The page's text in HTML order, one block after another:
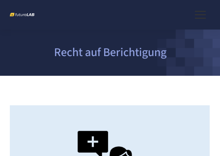
Recht auf Berichtigung